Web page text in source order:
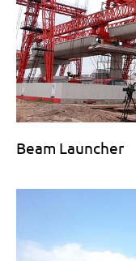
Beam Launcher